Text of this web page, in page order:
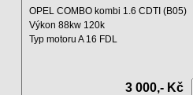
OPEL COMBO kombi 1.6 CDTI (B05)
Výkon 88kw 120k
Typ motoru A 16 FDL
3 000,- Kč